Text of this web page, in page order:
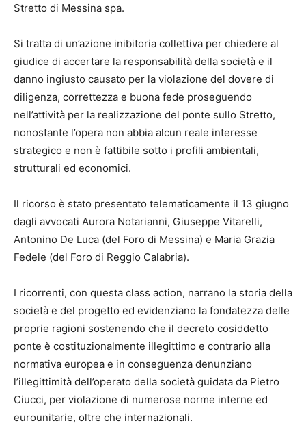
Stretto di Messina spa.
Si tratta di un’azione inibitoria collettiva per chiedere al
giudice di accertare la responsabilità della società e il
danno ingiusto causato per la violazione del dovere di
diligenza, correttezza e buona fede proseguendo
nell’attività per la realizzazione del ponte sullo Stretto,
nonostante l’opera non abbia alcun reale interesse
strategico e non è fattibile sotto i profili ambientali,
strutturali ed economici.
Il ricorso è stato presentato telematicamente il 13 giugno
dagli avvocati Aurora Notarianni, Giuseppe Vitarelli,
Antonino De Luca (del Foro di Messina) e Maria Grazia
Fedele (del Foro di Reggio Calabria).
I ricorrenti, con questa class action, narrano la storia della
società e del progetto ed evidenziano la fondatezza delle
proprie ragioni sostenendo che il decreto cosiddetto
ponte è costituzionalmente illegittimo e contrario alla
normativa europea e in conseguenza denunziano
l’illegittimità dell’operato della società guidata da Pietro
Ciucci, per violazione di numerose norme interne ed
eurounitarie, oltre che internazionali.